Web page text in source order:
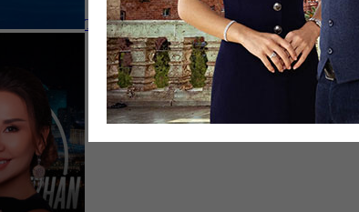
Тағдырлас тамырлар